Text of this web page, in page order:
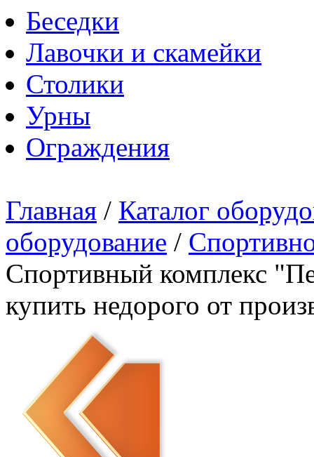
Беседки
Лавочки и скамейки
Столики
Урны
Ограждения
Главная / Каталог
оборудование /
Спортивный комплекс
купить недорого от